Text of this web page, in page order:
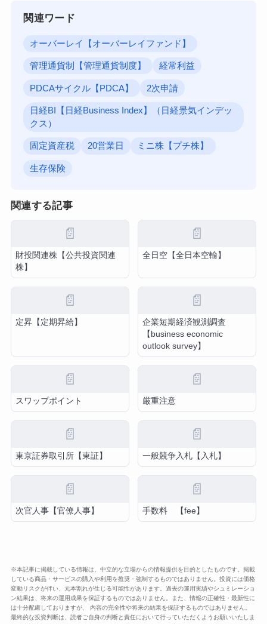
関連ワード
オーバーレイ【オーバーレイファンド】
管理通貨制【管理通貨制度】 経常利益
PDCAサイクル【PDCA】 2次申請
日経BI【日経Business Index】（日経景気インデッ
クス）
固定資産税 20営業日 ミニ株【プチ株】
生存保険
関連する記事
📄
財投関連株【公共投資関連
株】
📄
全日空【全日本空輸】
📄
定昇【定期昇給】
📄
企業短期経済観測調査
【business economic
outlook survey】
📄
スワップポイント
📄
厳重注意
📄
東京証券取引所【東証】
📄
一般競争入札【入札】
📄
次官人事【官僚人事】
📄
手数料 【fee】
※本記事に掲載している情報は、中立的な立場からの情報提供を目的としたものです。掲載
している商品・サービスの購入や利用を推奨・強制するものではありません。投資には価格
変動リスクが伴い、元本割れが生じる可能性があります。過去の運用実績やシュミレーショ
ン結果は、将来の運用成果を保証するものではありません。また、情報の正確性・最新性に
は十分配慮しておりますが、 内容の完全性や将来の結果を保証するものではありません。
最終的な投資判断は、読者ご自身の判断と責任において行っていただくようお願いいたしま